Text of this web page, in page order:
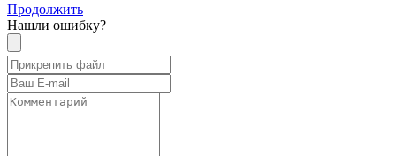
Продолжить
Нашли ошибку?